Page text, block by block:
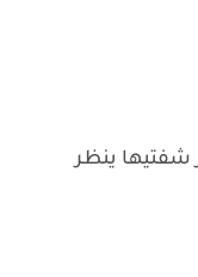
شفتيها ينظر